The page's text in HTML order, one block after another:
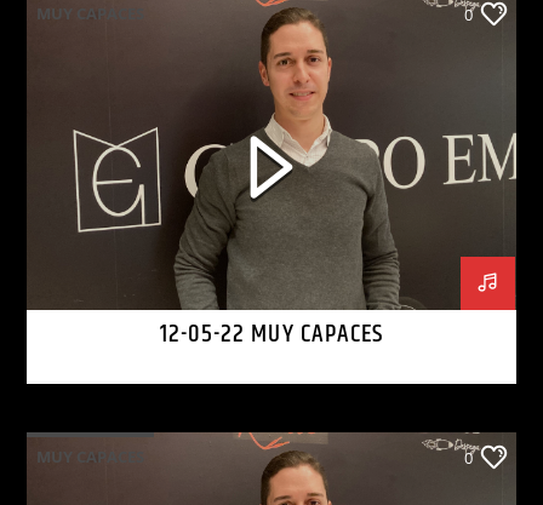
MUY CAPACES 0
12-05-22 MUY CAPACES
MUY CAPACES 0